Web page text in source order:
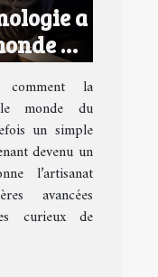
a
du
la
monde du
un simple
devenu un
l’artisanat
avancées
curieux de